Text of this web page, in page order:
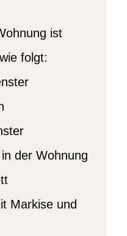
ist
folgt:
der Wohnung
Markise und